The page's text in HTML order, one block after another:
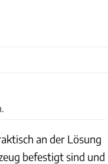
an der Lösung
befestigt sind und